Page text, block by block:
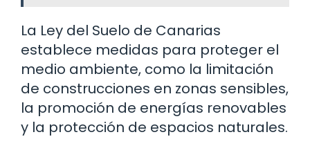
La Ley del Suelo de Canarias
establece medidas para proteger el
medio ambiente, como la limitación
de construcciones en zonas sensibles,
la promoción de energías renovables
y la protección de espacios naturales.